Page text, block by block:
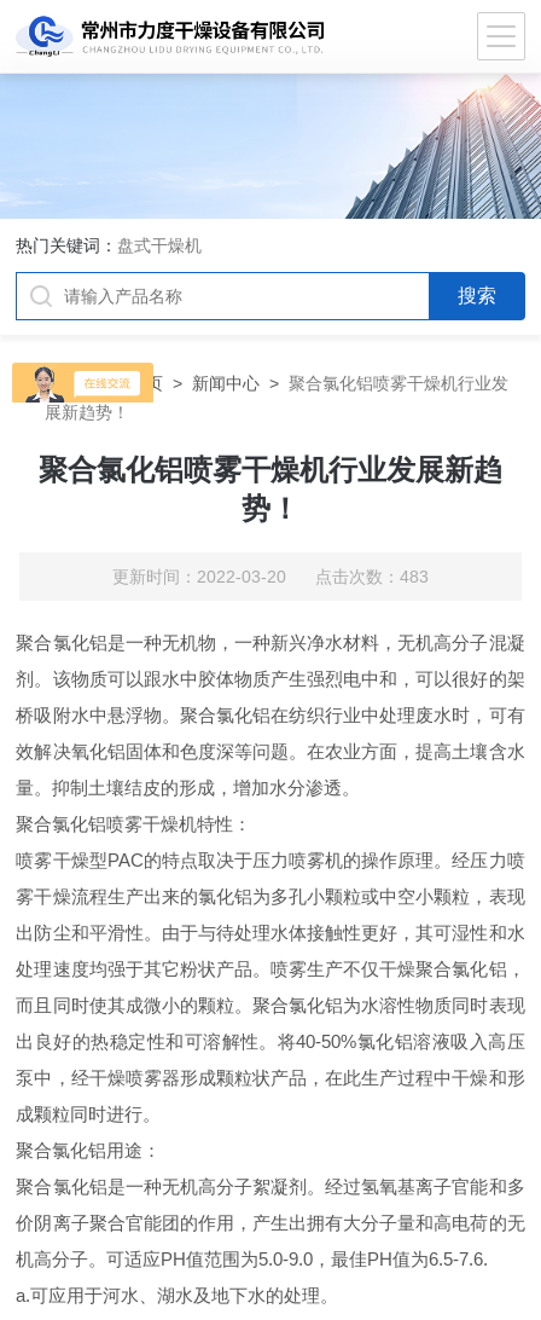
热门关键词： 盘式干燥机
当前位置：首页 > 新闻中心 >聚合氯化铝喷雾干燥机行业发
展新趋势！
聚合氯化铝喷雾干燥机行业发展新趋
势！
更新时间：2022-03-20 点击次数：483
聚合氯化铝是一种无机物，一种新兴净水材料，无机高分子混凝
剂。该物质可以跟水中胶体物质产生强烈电中和，可以很好的架
桥吸附水中悬浮物。聚合氯化铝在纺织行业中处理废水时，可有
效解决氧化铝固体和色度深等问题。在农业方面，提高土壤含水
量。抑制土壤结皮的形成，增加水分渗透。
聚合氯化铝喷雾干燥机特性：
喷雾干燥型PAC的特点取决于压力喷雾机的操作原理。经压力喷
雾干燥流程生产出来的氯化铝为多孔小颗粒或中空小颗粒，表现
出防尘和平滑性。由于与待处理水体接触性更好，其可湿性和水
处理速度均强于其它粉状产品。喷雾生产不仅干燥聚合氯化铝，
而且同时使其成微小的颗粒。聚合氯化铝为水溶性物质同时表现
出良好的热稳定性和可溶解性。将40-50%氯化铝溶液吸入高压
泵中，经干燥喷雾器形成颗粒状产品，在此生产过程中干燥和形
成颗粒同时进行。
聚合氯化铝用途：
聚合氯化铝是一种无机高分子絮凝剂。经过氢氧基离子官能和多
价阴离子聚合官能团的作用，产生出拥有大分子量和高电荷的无
机高分子。可适应PH值范围为5.0-9.0，最佳PH值为6.5-7.6.
a.可应用于河水、湖水及地下水的处理。